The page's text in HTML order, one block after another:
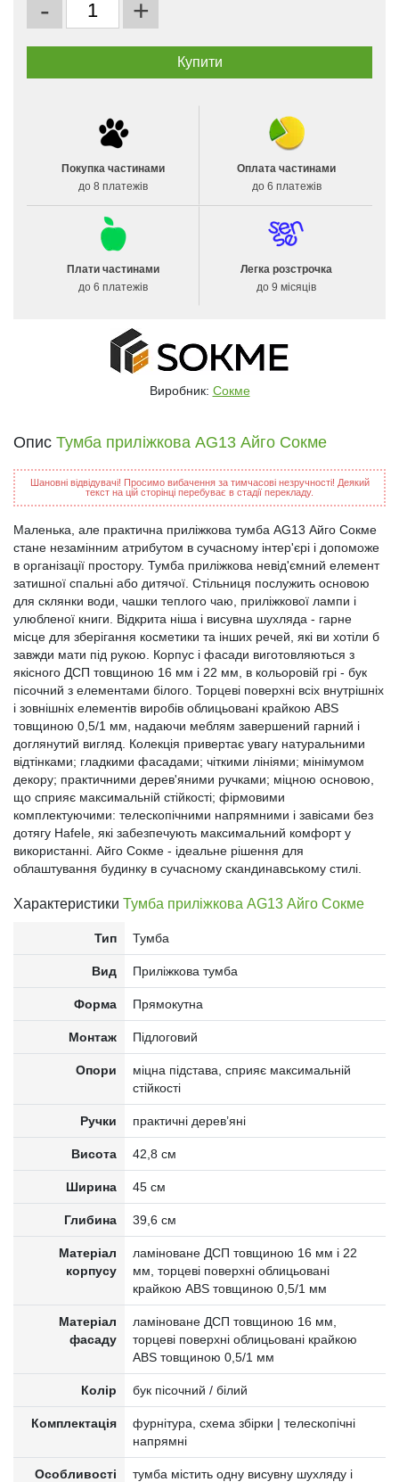
- +
Покупка частинами
до 8 платежів
Оплата частинами
до 6 платежів
Плати частинами
до 6 платежів
Легка розстрочка
до 9 місяців
Виробник: Сокме
Опис Тумба приліжкова AG13 Айго Сокме
Шановні відвідувачі! Просимо вибачення за тимчасові незручності! Деякий
текст на цій сторінці перебуває в стадії перекладу.
Маленька, але практична приліжкова тумба AG13 Айго Сокме
стане незамінним атрибутом в сучасному інтер'єрі і допоможе
в організації простору. Тумба приліжкова невід'ємний елемент
затишної спальні або дитячої. Стільниця послужить основою
для склянки води, чашки теплого чаю, приліжкової лампи і
улюбленої книги. Відкрита ніша і висувна шухляда - гарне
місце для зберігання косметики та інших речей, які ви хотіли б
завжди мати під рукою. Корпус і фасади виготовляються з
якісного ДСП товщиною 16 мм і 22 мм, в кольоровій грі - бук
пісочний з елементами білого. Торцеві поверхні всіх внутрішніх
і зовнішніх елементів виробів облицьовані крайкою ABS
товщиною 0,5/1 мм, надаючи меблям завершений гарний і
доглянутий вигляд. Колекція привертає увагу натуральними
відтінками; гладкими фасадами; чіткими лініями; мінімумом
декору; практичними дерев'яними ручками; міцною основою,
що сприяє максимальній стійкості; фірмовими
комплектуючими: телескопічними напрямними і завісами без
дотягу Hafele, які забезпечують максимальний комфорт у
використанні. Айго Сокме - ідеальне рішення для
облаштування будинку в сучасному скандинавському стилі.
Характеристики Тумба приліжкова AG13 Айго Сокме
Тип Тумба
Вид Приліжкова тумба
Форма Прямокутна
Монтаж Підлоговий
Опори
міцна підстава, сприяє максимальній
стійкості
Ручки практичні дерев’яні
Висота 42,8 см
Ширина 45 см
Глибина 39,6 см
Матеріал
корпусу
ламіноване ДСП товщиною 16 мм і 22
мм, торцеві поверхні облицьовані
крайкою ABS товщиною 0,5/1 мм
Матеріал
фасаду
ламіноване ДСП товщиною 16 мм,
торцеві поверхні облицьовані крайкою
ABS товщиною 0,5/1 мм
Колір бук пісочний / білий
Комплектація
фурнітура, схема збірки | телескопічні
напрямні
Особливості
тумба містить одну висувну шухляду і